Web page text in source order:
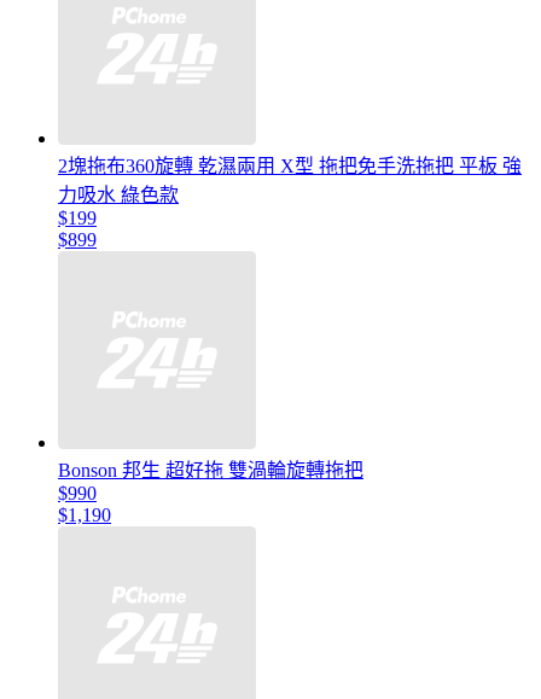
2塊拖布360旋轉 乾濕兩用 X型 拖把免手洗拖把 平板 強
力吸水 綠色款
$199
$899
Bonson 邦生 超好拖 雙渦輪旋轉拖把
$990
$1,190